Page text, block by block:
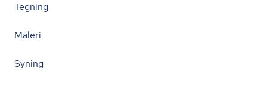
Tegning
Maleri
Syning